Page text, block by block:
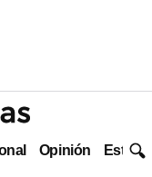
Opinión Estilo